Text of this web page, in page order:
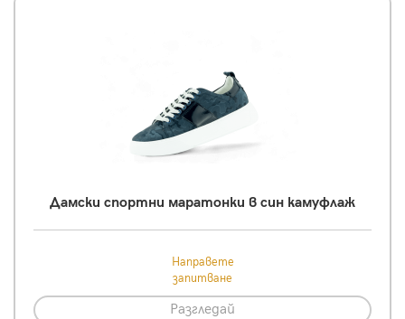
Дамски спортни маратонки в син камуфлаж
Направете
запитване
Разгледай